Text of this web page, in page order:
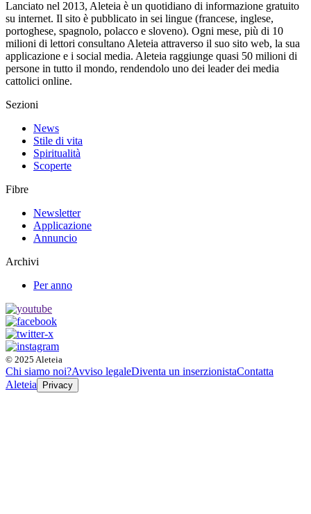
Lanciato nel 2013, Aleteia è un quotidiano di informazione gratuito
su internet. Il sito è pubblicato in sei lingue (francese, inglese,
portoghese, spagnolo, polacco e sloveno). Ogni mese, più di 10
milioni di lettori consultano Aleteia attraverso il suo sito web, la sua
applicazione e i social media. Aleteia raggiunge quasi 50 milioni di
persone in tutto il mondo, rendendolo uno dei leader dei media
cattolici online.
Sezioni
News
Stile di vita
Spiritualità
Scoperte
Fibre
Newsletter
Applicazione
Annuncio
Archivi
Per anno
© 2025 Aleteia
Chi siamo noi?Avviso legaleDiventa un inserzionistaContatta
Aleteia
Privacy